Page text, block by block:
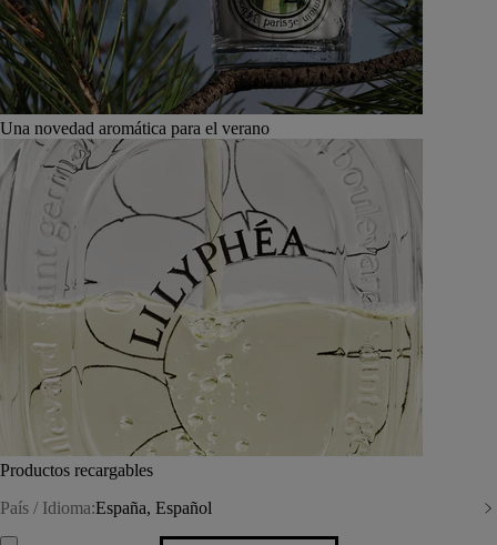
Una novedad aromática para el verano
Productos recargables
País / Idioma:España, Español